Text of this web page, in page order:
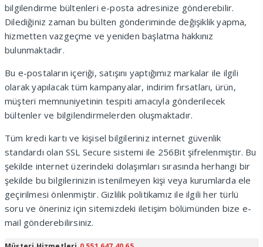
bilgilendirme bültenleri e-posta adresinize gönderebilir.
Dilediğiniz zaman bu bülten gönderiminde değişiklik yapma,
hizmetten vazgeçme ve yeniden başlatma hakkınız
bulunmaktadır.
Bu e-postaların içeriği, satışını yaptığımız markalar ile ilgili
olarak yapılacak tüm kampanyalar, indirim fırsatları, ürün,
müşteri memnuniyetinin tespiti amacıyla gönderilecek
bültenler ve bilgilendirmelerden oluşmaktadır.
Tüm kredi kartı ve kişisel bilgileriniz internet güvenlik
standardı olan SSL Secure sistemi ile 256Bit şifrelenmiştir. Bu
şekilde internet üzerindeki dolaşımları sırasında herhangi bir
şekilde bu bilgilerinizin istenilmeyen kişi veya kurumlarda ele
geçirilmesi önlenmiştir. Gizlilik politikamız ile ilgili her türlü
soru ve öneriniz için sitemizdeki iletişim bölümünden bize e-
mail gönderebilirsiniz.